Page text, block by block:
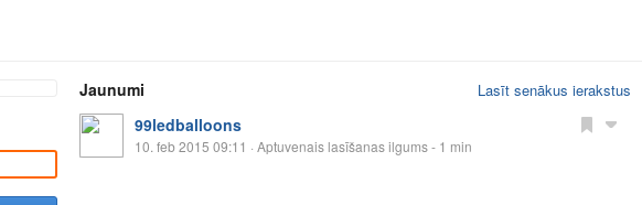
Jaunumi Lasīt senākus ierakstus
99ledballoons
10. feb 2015 09:11 · Aptuvenais lasīšanas ilgums - 1 min